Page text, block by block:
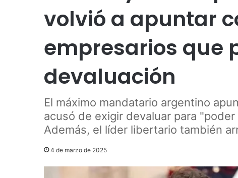
volvió a apuntar
empresarios que
devaluación
El máximo mandatario argentino
acusó de exigir devaluar para
Además, el líder libertario también
4 de marzo de 2025